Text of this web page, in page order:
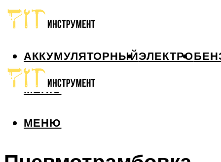
АККУМУЛЯТОРНЫЙЭЛЕКТРО
МЕНЮ
МЕНЮ